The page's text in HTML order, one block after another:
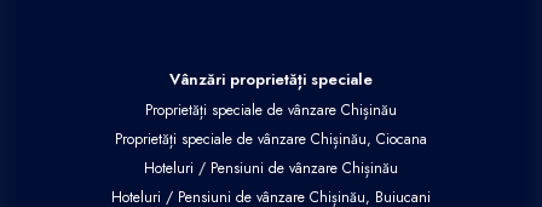
Vânzări proprietăți speciale
Proprietăți speciale de vânzare Chișinău
Proprietăți speciale de vânzare Chișinău, Ciocana
Hoteluri / Pensiuni de vânzare Chișinău
Hoteluri / Pensiuni de vânzare Chișinău, Buiucani